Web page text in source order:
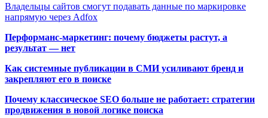
Владельцы сайтов смогут подавать данные по маркировке
напрямую через Adfox
Перформанс-маркетинг: почему бюджеты растут, а
результат — нет
Как системные публикации в СМИ усиливают бренд и
закрепляют его в поиске
Почему классическое SEO больше не работает: стратегии
продвижения в новой логике поиска